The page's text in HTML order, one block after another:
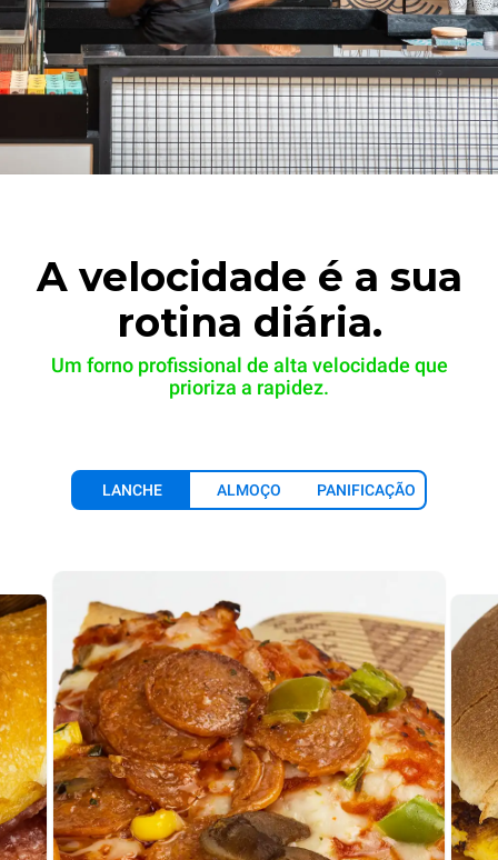
A velocidade é a sua
rotina diária.
Um forno profissional de alta velocidade que
prioriza a rapidez.
LANCHE ALMOÇO PANIFICAÇÃO